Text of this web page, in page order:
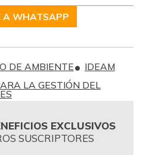
A WHATSAPP
DE AMBIENTE
IDEAM
LA GESTIÓN DEL
EXCLUSIVOS
SUSCRIPTORES